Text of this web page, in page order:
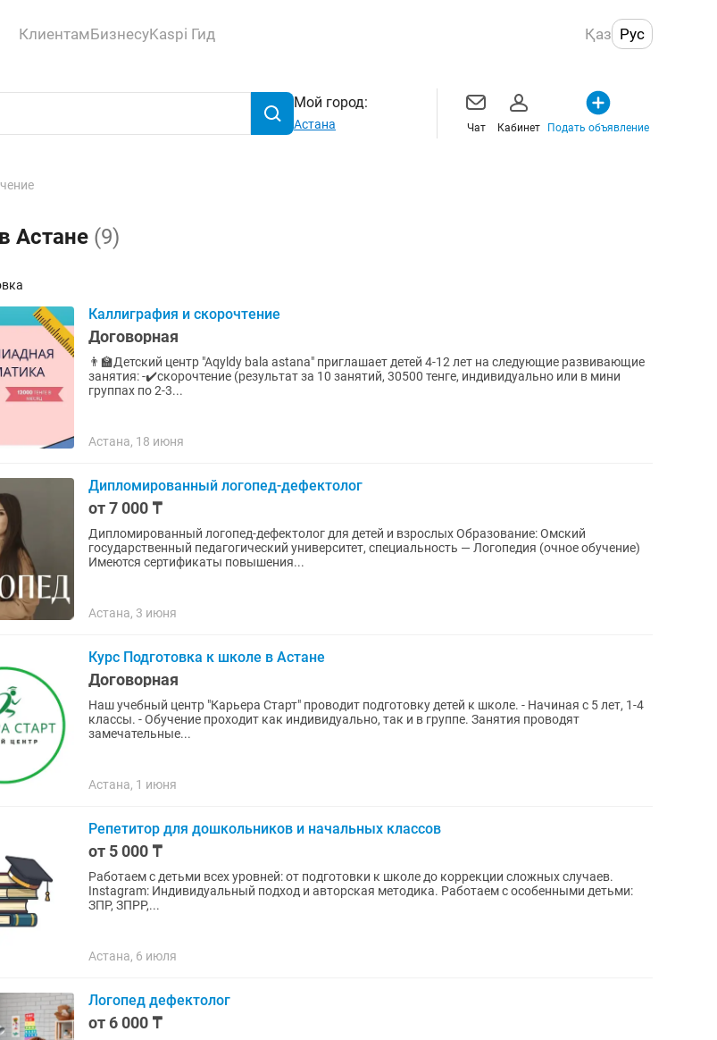
КлиентамБизнесуKaspi Гид Қаз Рус
Мой город:
Астана Чат Кабинет Подать объявление
Астане (9)
Каллиграфия и скорочтение
Договорная
👨🏫Детский центр "Aqyldy bala astana" приглашает детей 4-12 лет на следующие развивающие
занятия: -✔️скорочтение (результат за 10 занятий, 30500 тенге, индивидуально или в мини
группах по 2-3...
Астана, 18 июня
Дипломированный логопед-дефектолог
от 7 000 ₸
Дипломированный логопед-дефектолог для детей и взрослых Образование: Омский
государственный педагогический университет, специальность — Логопедия (очное обучение)
Имеются сертификаты повышения...
Астана, 3 июня
Курс Подготовка к школе в Астане
Договорная
Наш учебный центр "Карьера Старт" проводит подготовку детей к школе. - Начиная с 5 лет, 1-4
классы. - Обучение проходит как индивидуально, так и в группе. Занятия проводят
замечательные...
Астана, 1 июня
Репетитор для дошкольников и начальных классов
от 5 000 ₸
Работаем с детьми всех уровней: от подготовки к школе до коррекции сложных случаев.
Instagram: Индивидуальный подход и авторская методика. Работаем с особенными детьми:
ЗПР, ЗПРР,...
Астана, 6 июля
Логопед дефектолог
от 6 000 ₸